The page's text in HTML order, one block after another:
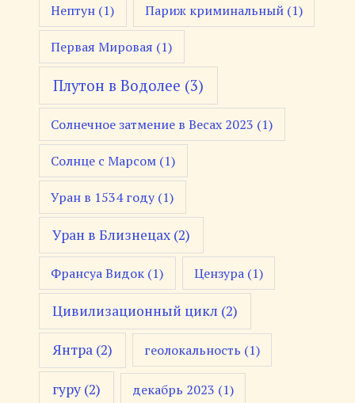
Нептун (1) Париж криминальный (1)
Первая Мировая (1)
Плутон в Водолее (3)
Солнечное затмение в Весах 2023 (1)
Солнце с Марсом (1)
Уран в 1534 году(1)
Уран в Близнецах(2)
Франсуа Видок (1) Цензура (1)
Цивилизационный цикл (2)
Янтра(2) геолокальность (1)
гуру(2) декабрь 2023 (1)